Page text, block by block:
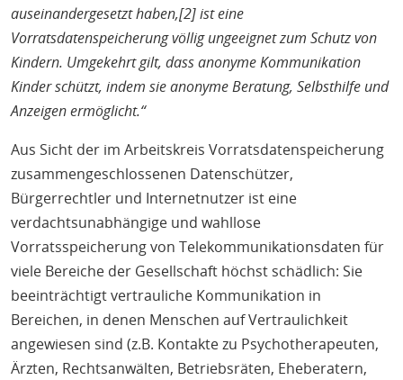
auseinandergesetzt haben,[2] ist eine
Vorratsdatenspeicherung völlig ungeeignet zum Schutz von
Kindern. Umgekehrt gilt, dass anonyme Kommunikation
Kinder schützt, indem sie anonyme Beratung, Selbsthilfe und
Anzeigen ermöglicht.“
Aus Sicht der im Arbeitskreis Vorratsdatenspeicherung
zusammengeschlossenen Datenschützer,
Bürgerrechtler und Internetnutzer ist eine
verdachtsunabhängige und wahllose
Vorratsspeicherung von Telekommunikationsdaten für
viele Bereiche der Gesellschaft höchst schädlich: Sie
beeinträchtigt vertrauliche Kommunikation in
Bereichen, in denen Menschen auf Vertraulichkeit
angewiesen sind (z.B. Kontakte zu Psychotherapeuten,
Ärzten, Rechtsanwälten, Betriebsräten, Eheberatern,